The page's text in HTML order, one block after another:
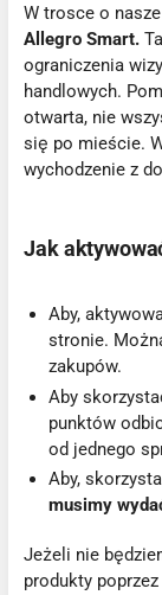
W trosce o
Allegro Smart.
ograniczenia
handlowych.
otwarta, nie
się po mieście.
wychodzenie z
Jak
Aby,
stronie.
zakupów.
Aby
punktów
od jednego
Aby,
musimy
Jeżeli nie
produkty